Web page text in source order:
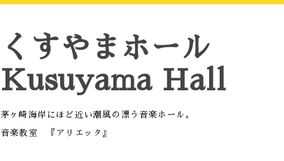
くすやまホール
Kusuyama Hall
茅ヶ崎海岸にほど近い潮風の漂う音楽ホール。
音楽教室 『アリエッタ』